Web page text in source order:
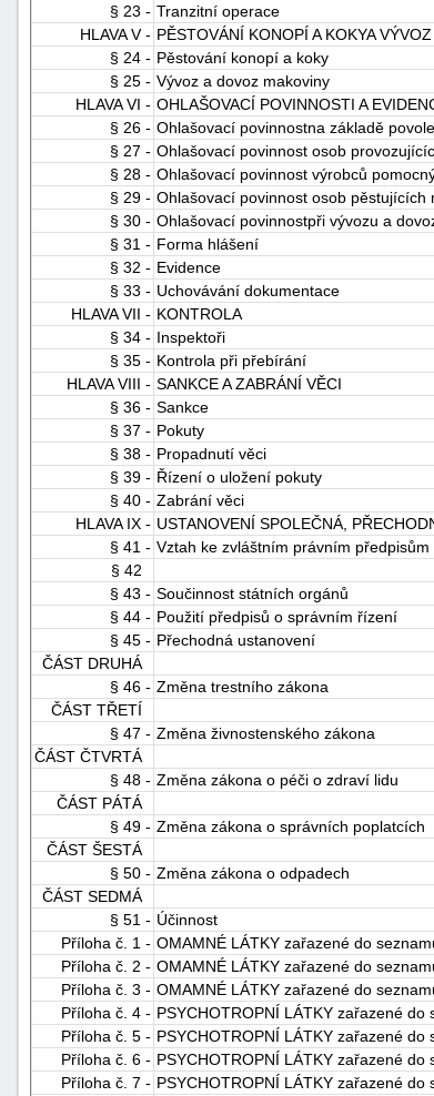
§ 23 - Tranzitní operace
HLAVA V - PĚSTOVÁNÍ KONOPÍ A KOKYA
§ 24 - Pěstování konopí a koky
§ 25 - Vývoz a dovoz makoviny
HLAVA VI - OHLAŠOVACÍ POVINNOSTI A
§ 26 - Ohlašovací povinnostna základě
§ 27 - Ohlašovací povinnost osob
§ 28 - Ohlašovací povinnost výrobců
§ 29 - Ohlašovací povinnost osob pěstujících
§ 30 - Ohlašovací povinnostpři vývozu a
§ 31 - Forma hlášení
§ 32 - Evidence
§ 33 - Uchovávání dokumentace
HLAVA VII - KONTROLA
§ 34 - Inspektoři
§ 35 - Kontrola při přebírání
HLAVA VIII - SANKCE A ZABRÁNÍ VĚCI
§ 36 - Sankce
§ 37 - Pokuty
§ 38 - Propadnutí věci
§ 39 - Řízení o uložení pokuty
§ 40 - Zabrání věci
HLAVA IX - USTANOVENÍ SPOLEČNÁ,
§ 41 - Vztah ke zvláštním právním předpisům
§ 42
§ 43 - Součinnost státních orgánů
§ 44 - Použití předpisů o správním řízení
§ 45 - Přechodná ustanovení
ČÁST DRUHÁ
§ 46 - Změna trestního zákona
ČÁST TŘETÍ
§ 47 - Změna živnostenského zákona
ČÁST ČTVRTÁ
§ 48 - Změna zákona o péči o zdraví lidu
ČÁST PÁTÁ
§ 49 - Změna zákona o správních poplatcích
ČÁST ŠESTÁ
§ 50 - Změna zákona o odpadech
ČÁST SEDMÁ
§ 51 - Účinnost
Příloha č. 1 - OMAMNÉ LÁTKY zařazené do
Příloha č. 2 - OMAMNÉ LÁTKY zařazené do
Příloha č. 3 - OMAMNÉ LÁTKY zařazené do
Příloha č. 4 - PSYCHOTROPNÍ LÁTKY zařazené
Příloha č. 5 - PSYCHOTROPNÍ LÁTKY zařazené
Příloha č. 6 - PSYCHOTROPNÍ LÁTKY zařazené
Příloha č. 7 - PSYCHOTROPNÍ LÁTKY zařazené